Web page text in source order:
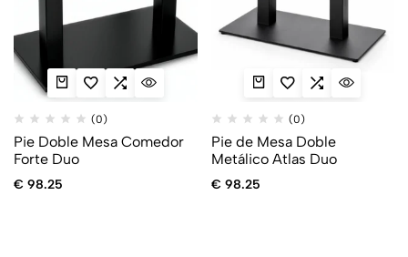
(0)
Pie Doble Mesa Comedor
Forte Duo
€ 98.25
(0)
Pie de Mesa Doble
Metálico Atlas Duo
€ 98.25